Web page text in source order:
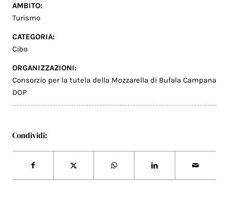
AMBITO:
Turismo
CATEGORIA:
Cibo
ORGANIZZAZIONI:
Consorzio per la tutela della Mozzarella di Bufala Campana
DOP
Condividi: